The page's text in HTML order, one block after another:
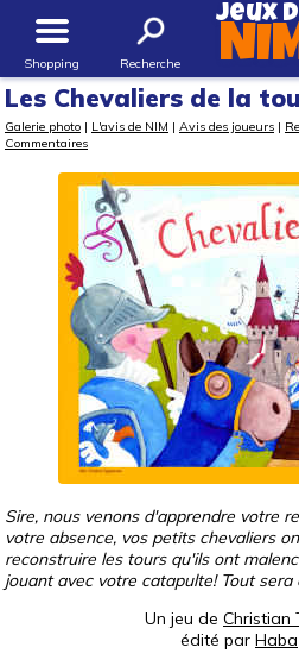
Shopping Recherche
Jeux
Les Chevaliers de la
Galerie photo | L'avis de NIM | Avis des joueurs |
Commentaires
Sire, nous venons d'apprendre votre
votre absence, vos petits chevaliers
reconstruire les tours qu'ils ont
jouant avec votre catapulte! Tout
Un jeu de Christian
édité par Haba